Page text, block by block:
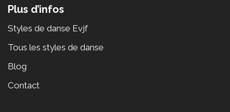
Plus d’infos
Styles de danse Evjf
Tous les styles de danse
Blog
Contact